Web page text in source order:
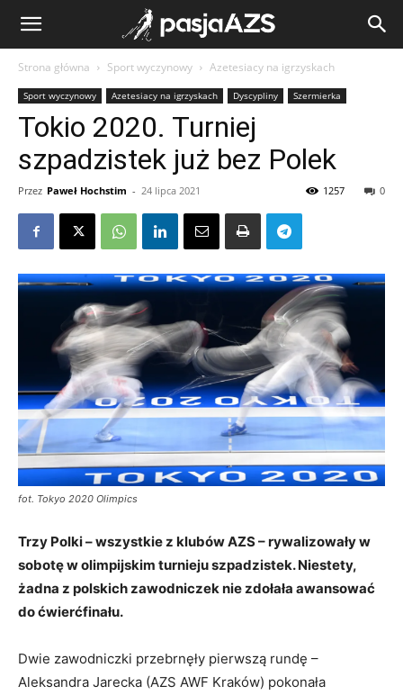
Strona główna Sport wyczynowy Azetesiacy na igrzyskach
Sport wyczynowy Azetesiacy na igrzyskach Dyscypliny Szermierka
Tokio 2020. Turniej
szpadzistek już bez Polek
Przez Paweł Hochstim - 24 lipca 2021 0
1257
fot. Tokyo 2020 Olimpics
Trzy Polki – wszystkie z klubów AZS – rywalizowały w
sobotę w olimpijskim turnieju szpadzistek. Niestety,
żadna z polskich zawodniczek nie zdołała awansować
do ćwierćfinału.
Dwie zawodniczki przebrnęły pierwszą rundę –
Aleksandra Jarecka (AZS AWF Kraków) pokonała